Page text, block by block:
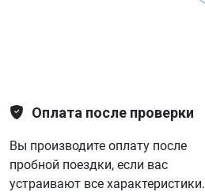
Оплата после проверки
Вы производите оплату после
пробной поездки, если вас
устраивают все характеристики.